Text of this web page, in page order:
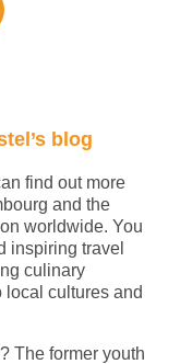
blog
find out more
and the
worldwide. You
inspiring travel
culinary
cultures and
The former youth